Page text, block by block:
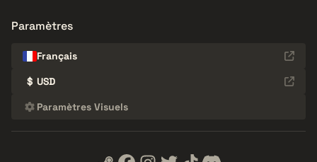
Paramètres
Français
$ USD
Paramètres Visuels